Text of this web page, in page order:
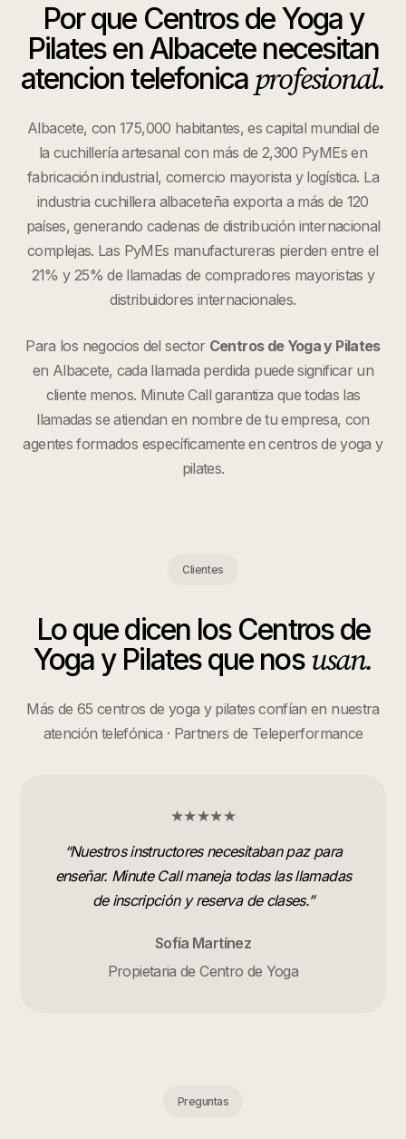
Por que Centros de Yoga y
PilatesenAlbacetenecesitan
atencion telefonica profesional.
Albacete, con 175,000 habitantes, es capital mundial de
la cuchillería artesanal con más de 2,300 PyMEs en
fabricación industrial, comercio mayorista y logística. La
industria cuchillera albaceteña exporta a más de 120
países, generando cadenas de distribución internacional
complejas. Las PyMEs manufactureras pierden entre el
21% y 25% de llamadas de compradores mayoristas y
distribuidores internacionales.
Para los negocios del sector Centros de Yoga y Pilates
en Albacete, cada llamada perdida puede significar un
cliente menos. Minute Call garantiza que todas las
llamadas se atiendan en nombre de tu empresa, con
agentes formados específicamente encentros de yoga y
pilates.
Clientes
Lo que dicen los Centros de
Yoga y Pilatesque nosusan.
Más de 65 centros de yoga y pilates confían en nuestra
atención telefónica · Partners de Teleperformance
★★★★★
“Nuestros instructores necesitaban paz para
enseñar. Minute Call maneja todas las llamadas
de inscripción y reserva de clases.”
Sofía Martínez
Propietaria de Centro de Yoga
Preguntas